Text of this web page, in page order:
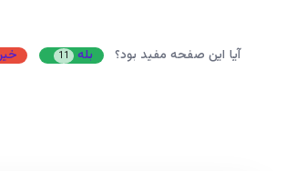
آیا این صفحه مفید بود؟ بله 11